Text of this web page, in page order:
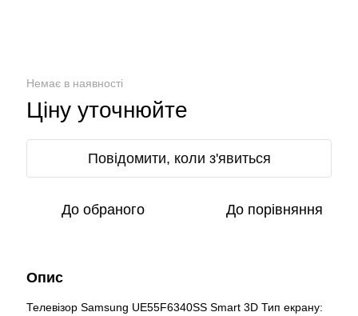
Немає в наявності
Ціну уточнюйте
Повідомити, коли з'явиться
До обраного До порівняння
Опис
Телевізор Samsung UE55F6340SS Smart 3D Тип екрану: